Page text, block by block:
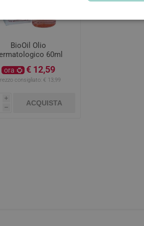
BioOil Olio
60ml
ora € 12,59
consigliato: € 13,99
i
h
ACQUISTA